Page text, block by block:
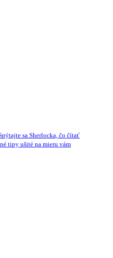
sa Sherlocka, čo čítať
tipy ušité na mieru vám